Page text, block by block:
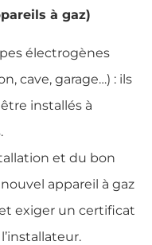
à gaz)
électrogènes
cave, garage…) : ils
installés à
et du bon
appareil à gaz
exiger un certificat